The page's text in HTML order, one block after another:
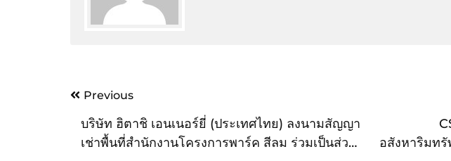
PostPrevious
บริษัท ฮิตาชิ เอนเนอร์ยี่ (ประเทศไทย) ลงนามสัญญา
เช่าพื้นที่สำนักงานโครงการพาร์ค สีลม ร่วมเป็นส่วน
อสังหาริมทรั